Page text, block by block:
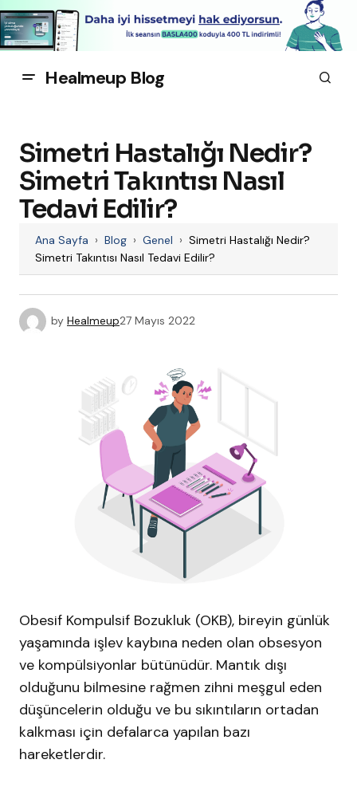
Healmeup Blog
Simetri Hastalığı Nedir?
Simetri Takıntısı Nasıl
Tedavi Edilir?
Ana Sayfa › Blog › Genel › Simetri Hastalığı Nedir?
Simetri Takıntısı Nasıl Tedavi Edilir?
by Healmeup27 Mayıs 2022
Obesif Kompulsif Bozukluk (OKB), bireyin günlük
yaşamında işlev kaybına neden olan obsesyon
ve kompülsiyonlar bütünüdür. Mantık dışı
olduğunu bilmesine rağmen zihni meşgul eden
düşüncelerin olduğu ve bu sıkıntıların ortadan
kalkması için defalarca yapılan bazı
hareketlerdir.